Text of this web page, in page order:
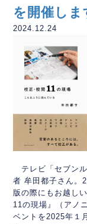
を開催しま
2024.12.24
テレビ「セブン
者 牟田都子さん。
版の際にもお越し
11の現場』（アノ
ベントを2025年１